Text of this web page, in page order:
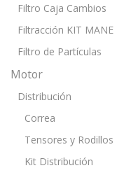
Filtro Caja Cambios
Filtracción KIT MANE
Filtro de Partículas
Motor
Distribución
Correa
Tensores y Rodillos
Kit Distribución